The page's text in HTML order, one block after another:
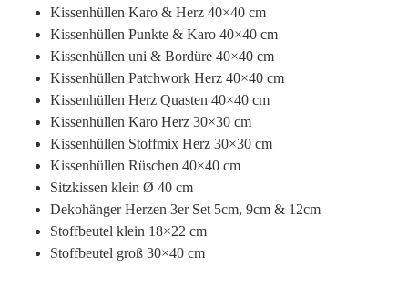
Kissenhüllen Karo & Herz 40×40 cm
Kissenhüllen Punkte & Karo 40×40 cm
Kissenhüllen uni & Bordüre 40×40 cm
Kissenhüllen Patchwork Herz 40×40 cm
Kissenhüllen Herz Quasten 40×40 cm
Kissenhüllen Karo Herz 30×30 cm
Kissenhüllen Stoffmix Herz 30×30 cm
Kissenhüllen Rüschen 40×40 cm
Sitzkissen klein Ø 40 cm
Dekohänger Herzen 3er Set 5cm, 9cm & 12cm
Stoffbeutel klein 18×22 cm
Stoffbeutel groß 30×40 cm